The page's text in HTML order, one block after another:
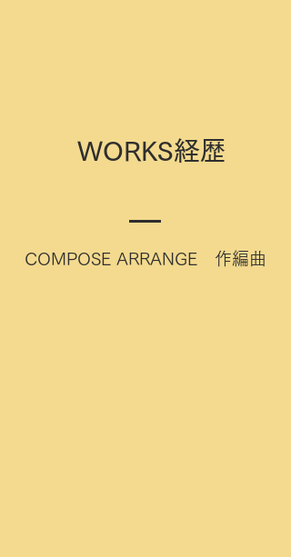
WORKS経歴
COMPOSE ARRANGE 作編曲